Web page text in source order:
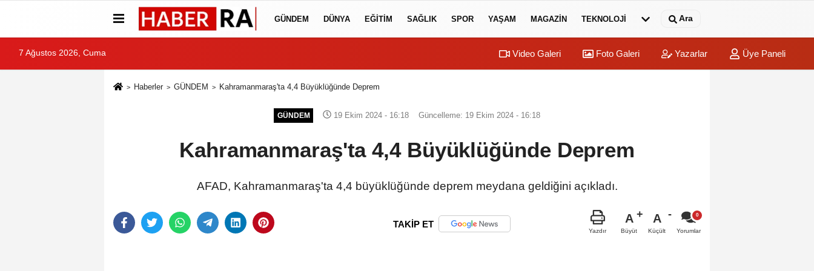
GÜNDEM DÜNYA EĞİTİM SAĞLIK SPOR YAŞAM MAGAZİN TEKNOLOJİ Ara
7 Ağustos 2026, Cuma Video Galeri Foto Galeri Yazarlar Üye Paneli
Haberler GÜNDEM Kahramanmaraş'ta 4,4 Büyüklüğünde Deprem
GÜNDEM 19 Ekim 2024 - 16:18 Güncelleme: 19 Ekim 2024 - 16:18
Kahramanmaraş'ta 4,4 Büyüklüğünde Deprem
AFAD, Kahramanmaraş'ta 4,4 büyüklüğünde deprem meydana geldiğini açıkladı.
TAKİP ET
Yazdır
A
Büyüt
A
Küçült Yorumlar